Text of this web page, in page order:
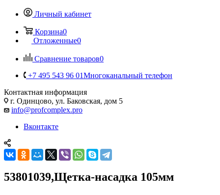
Личный кабинет
Корзина0
Отложенные0
Сравнение товаров0
+7 495 543 96 01Многоканальный телефон
Контактная информация
г. Одинцово, ул. Баковская, дом 5
info@profcomplex.pro
Вконтакте
53801039,Щетка-насадка 105мм